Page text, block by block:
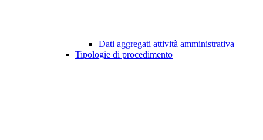
Dati aggregati attività amministrativa
Tipologie di procedimento